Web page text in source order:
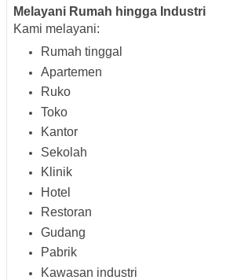
Melayani Rumah hingga Industri
Kami melayani:
Rumah tinggal
Apartemen
Ruko
Toko
Kantor
Sekolah
Klinik
Hotel
Restoran
Gudang
Pabrik
Kawasan industri